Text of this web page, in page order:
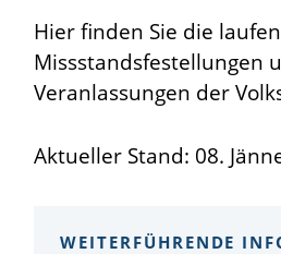
Hier finden Sie die
Missstandsfestellungen
Veranlassungen der
Aktueller Stand: 08.
WEITERFÜHRENDE